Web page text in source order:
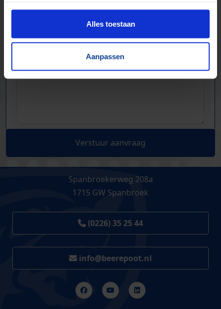
Alles toestaan
Aanpassen
Verstuur aanvraag
Spanbroekerweg 208a
1715 GW Spanbroek
(0226) 35 25 44
info@beerepoot.nl